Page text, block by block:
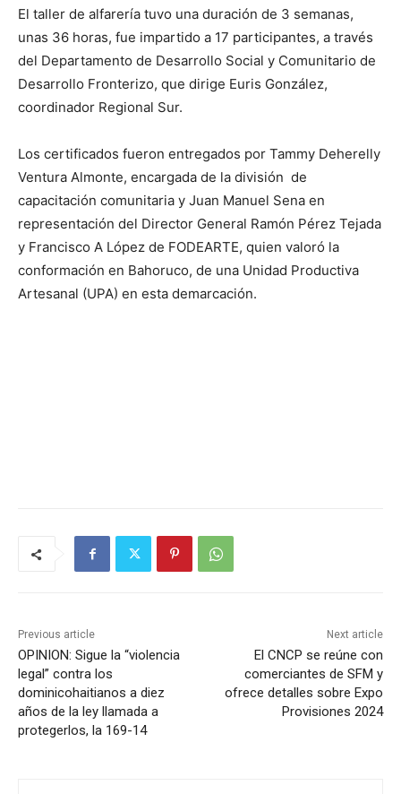
El taller de alfarería tuvo una duración de 3 semanas,
unas 36 horas, fue impartido a 17 participantes, a través
del Departamento de Desarrollo Social y Comunitario de
Desarrollo Fronterizo, que dirige Euris González,
coordinador Regional Sur.
Los certificados fueron entregados por Tammy Deherelly
Ventura Almonte, encargada de la división de
capacitación comunitaria y Juan Manuel Sena en
representación del Director General Ramón Pérez Tejada
y Francisco A López de FODEARTE, quien valoró la
conformación en Bahoruco, de una Unidad Productiva
Artesanal (UPA) en esta demarcación.
Previous article
OPINION: Sigue la “violencia
legal” contra los
dominicohaitianos a diez
años de la ley llamada a
protegerlos, la 169-14
Next article
El CNCP se reúne con
comerciantes de SFM y
ofrece detalles sobre Expo
Provisiones 2024